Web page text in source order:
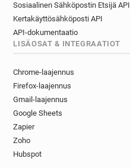
Sosiaalinen Sähköpostin Etsijä API
Kertakäyttösähköposti API
API-dokumentaatio
LISÄOSAT & INTEGRAATIOT
Chrome-laajennus
Firefox-laajennus
Gmail-laajennus
Google Sheets
Zapier
Zoho
Hubspot